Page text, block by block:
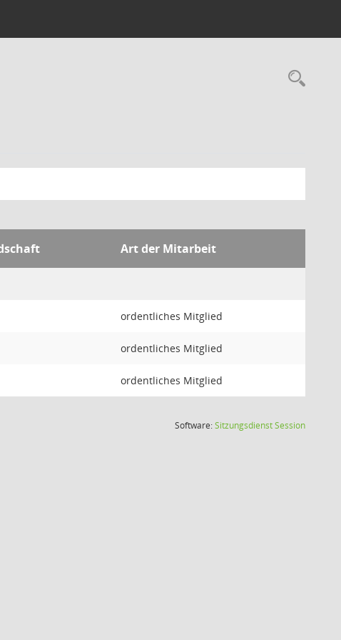
Art der Mitarbeit
ordentliches Mitglied
ordentliches Mitglied
ordentliches Mitglied
Software:SitzungsdienstSession(Wird in